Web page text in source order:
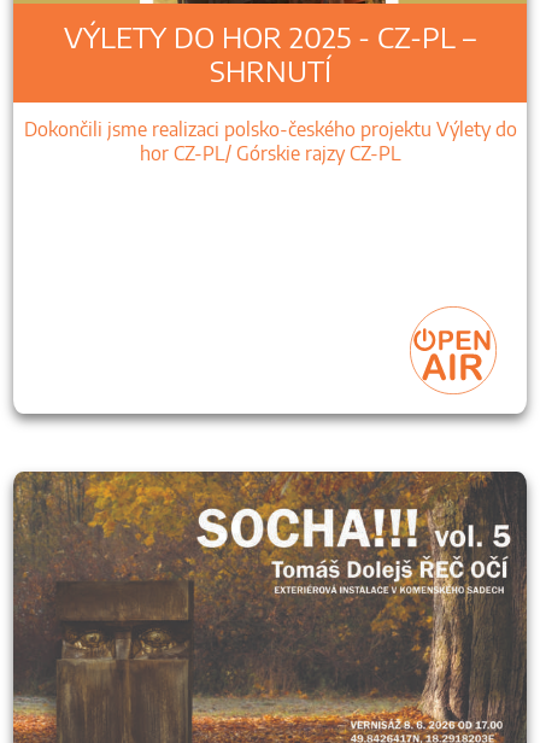
VÝLETY DO HOR 2025 - CZ-PL –
SHRNUTÍ
Dokončili jsme realizaci polsko-českého projektu Výlety do
hor CZ-PL/ Górskie rajzy CZ-PL